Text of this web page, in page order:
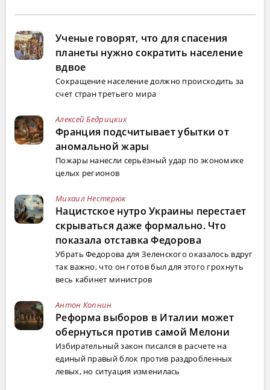
Ученые говорят, что для спасения
планеты нужно сократить население
вдвое
Сокращение население должно происходить за
счет стран третьего мира
Алексей Бедрицких
Франция подсчитывает убытки от
аномальной жары
Пожары нанесли серьёзный удар по экономике
целых регионов
Михаил Нестерюк
Нацистское нутро Украины перестает
скрываться даже формально. Что
показала отставка Федорова
Убрать Федорова для Зеленского оказалось вдруг
так важно, что он готов был для этого грохнуть
весь кабинет министров
Антон Копнин
Реформа выборов в Италии может
обернуться против самой Мелони
Избирательный закон писался в расчете на
единый правый блок против раздробленных
левых, но ситуация изменилась